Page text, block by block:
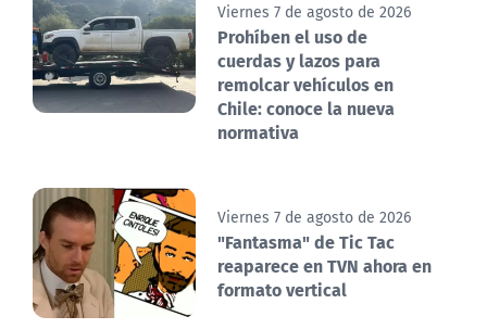
Viernes 7 de agosto de 2026
Prohíben el uso de
cuerdas y lazos para
remolcar vehículos en
Chile: conoce la nueva
normativa
Viernes 7 de agosto de 2026
"Fantasma" de Tic Tac
reaparece en TVN ahora en
formato vertical